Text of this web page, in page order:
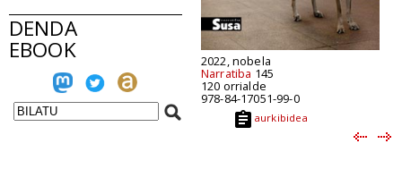
DENDA
EBOOK 2022, nobela
Narratiba 145
120 orrialde
978-84-17051-99-0
aurkibidea